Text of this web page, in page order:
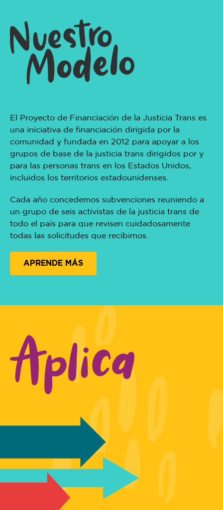
El Proyecto de Financiación de la Justicia Trans es
una iniciativa de financiación dirigida por la
comunidad y fundada en 2012 para apoyar a los
grupos de base de la justicia trans dirigidos por y
para las personas trans en los Estados Unidos,
incluidos los territorios estadounidenses.
Cada año concedemos subvenciones reuniendo a
un grupo de seis activistas de la justicia trans de
todo el país para que revisen cuidadosamente
todas las solicitudes que recibimos.
APRENDE MÁS